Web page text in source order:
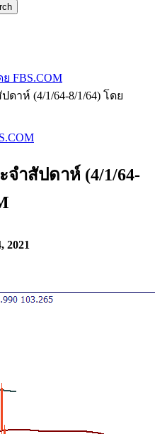
FBS.COM
าห์ (4/1/64-8/1/64) โดย
จำสัปดาห์ (4/1/64-
2021